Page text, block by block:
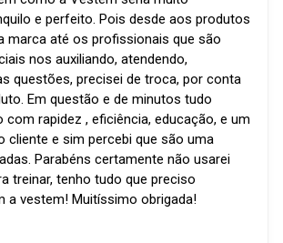
e perfeito. Pois desde aos produtos
marca até os profissionais que são
nos auxiliando, atendendo,
questões, precisei de troca, por conta
Em questão e de minutos tudo
com rapidez , eficiência, educação, e um
cliente e sim percebi que são uma
Parabéns certamente não usarei
treinar, tenho tudo que preciso
a vestem! Muitíssimo obrigada!